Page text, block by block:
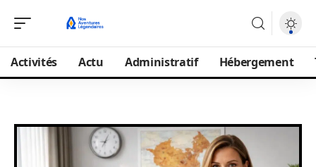
Activités Actu Administratif Hébergement